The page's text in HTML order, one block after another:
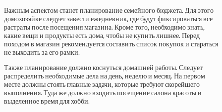
Важным аспектом станет планирование семейного бюджета. Для этого
домохозяйке следует завести ежедневник, где будут фиксироваться все
растраты после посещения магазина. Кроме того, необходимо знать,
какие вещи и продукты есть дома, чтобы не купить лишнее. Перед
походом в магазин рекомендуется составить список покупок и стараться
не выходить за его рамки.
Также планирование должно коснуться домашней работы. Следует
распределить необходимые дела на день, неделю и месяц. На первом
месте должны стоять главные задачи, которые требуют скорейшего
выполнения. Туда же должно входить посещение салона красоты и
выделенное время для хобби.